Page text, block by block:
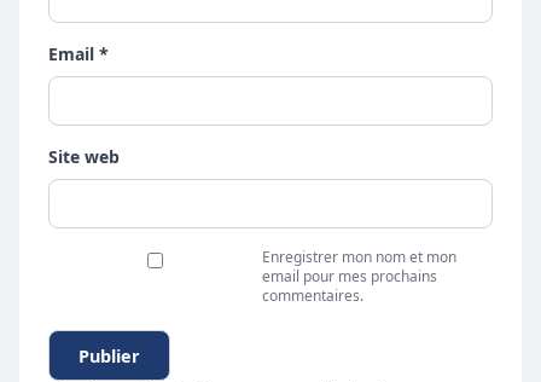
Email *
Site web
Enregistrer mon nom et mon
email pour mes prochains
commentaires.